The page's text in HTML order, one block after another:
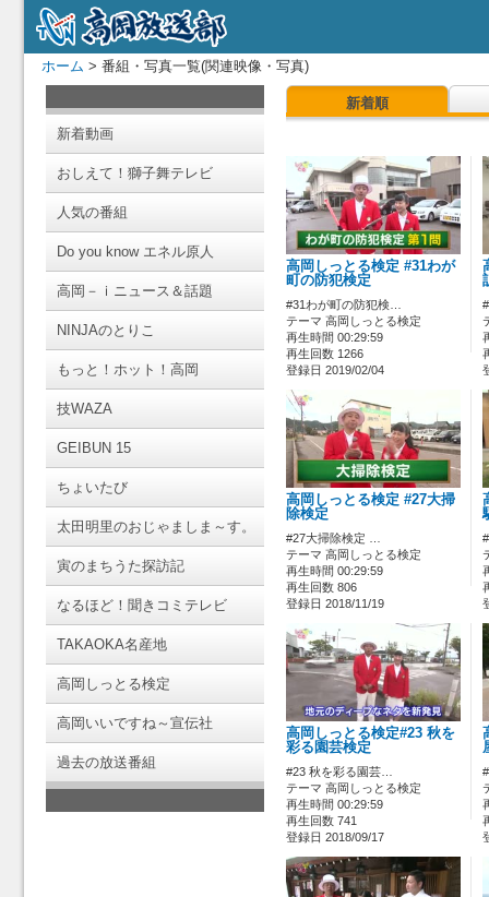
ホーム > 番組・写真一覧(関連映像・写真)
新着動画
おしえて！獅子舞テレビ
人気の番組
Do you know エネル原人
高岡－ｉニュース＆話題
NINJAのとりこ
もっと！ホット！高岡
技WAZA
GEIBUN 15
ちょいたび
太田明里のおじゃましま～す。
寅のまちうた探訪記
なるほど！聞きコミテレビ
TAKAOKA名産地
高岡しっとる検定
高岡いいですね～宣伝社
過去の放送番組
新着順
高岡しっとる検定 #31わが
町の防犯検定
#31わが町の防犯検…
テーマ 高岡しっとる検定
再生時間 00:29:59
再生回数 1266
登録日 2019/02/04
高岡しっとる検定 #27大掃
除検定
#27大掃除検定 …
テーマ 高岡しっとる検定
再生時間 00:29:59
再生回数 806
登録日 2018/11/19
高岡しっとる検定#23 秋を
彩る園芸検定
#23 秋を彩る園芸…
テーマ 高岡しっとる検定
再生時間 00:29:59
再生回数 741
登録日 2018/09/17